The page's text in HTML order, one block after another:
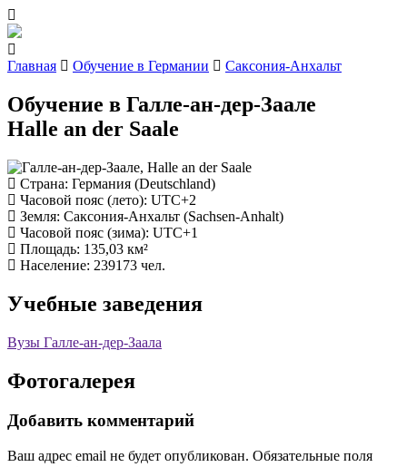
Главная Обучение в Германии Саксония-Анхальт
Обучение в Галле-ан-дер-Заале
Halle an der Saale
Страна: Германия (Deutschland)
Часовой пояс (лето): UTC+2
Земля: Саксония-Анхальт (Sachsen-Anhalt)
Часовой пояс (зима): UTC+1
Площадь: 135,03 км²
Население: 239173 чел.
Учебные заведения
Вузы Галле-ан-дер-Заала
Фотогалерея
Добавить комментарий
Ваш адрес email не будет опубликован. Обязательные поля